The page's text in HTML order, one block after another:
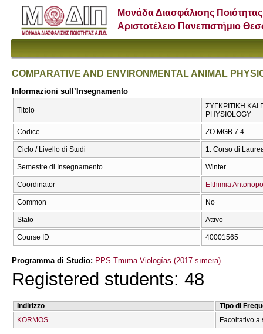
Μονάδα Διασφάλισης Ποιότητας
Αριστοτέλειο Πανεπιστήμιο
COMPARATIVE AND ENVIRONMENTAL ANIMAL
Informazioni sull’Insegnamento
Titolo
ΣΥΓΚΡΙΤΙΚΗ ΚΑΙ
PHYSIOLOGY
Codice ΖΟ.MGB.7.4
Ciclo / Livello di Studi 1. Corso di
Semestre di Insegnamento Winter
Coordinator Efthimia
Common No
Stato Attivo
Course ID 40001565
Programma di Studio: PPS Tmīma Viologías (2017-sīmera)
Registered students: 48
Indirizzo
Tipo di
KORMOS
Facoltativo a